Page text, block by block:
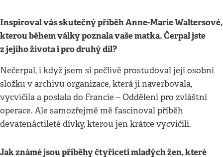
Inspiroval vás skutečný příběh Anne-Marie Waltersové,
kterou během války poznala vaše matka. Čerpal jste
z jejího života i pro druhý díl?
Nečerpal, i když jsem si pečlivě prostudoval její osobní
složku v archivu organizace, která ji naverbovala,
vycvičila a poslala do Francie – Oddělení pro zvláštní
operace. Ale samozřejmě mě fascinoval příběh
devatenáctileté dívky, kterou jen krátce vycvičili.
Jak známé jsou příběhy čtyřiceti mladých žen, které